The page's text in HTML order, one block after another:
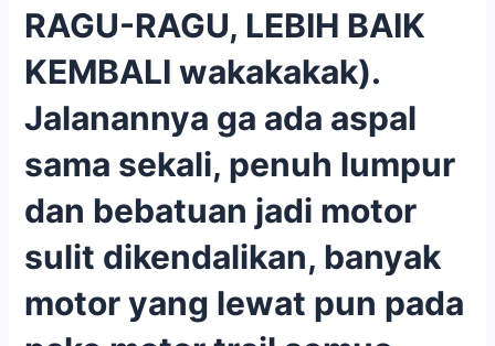
RAGU-RAGU, LEBIH BAIK
KEMBALI wakakakak).
Jalanannya ga ada aspal
sama sekali, penuh lumpur
dan bebatuan jadi motor
sulit dikendalikan, banyak
motor yang lewat pun pada